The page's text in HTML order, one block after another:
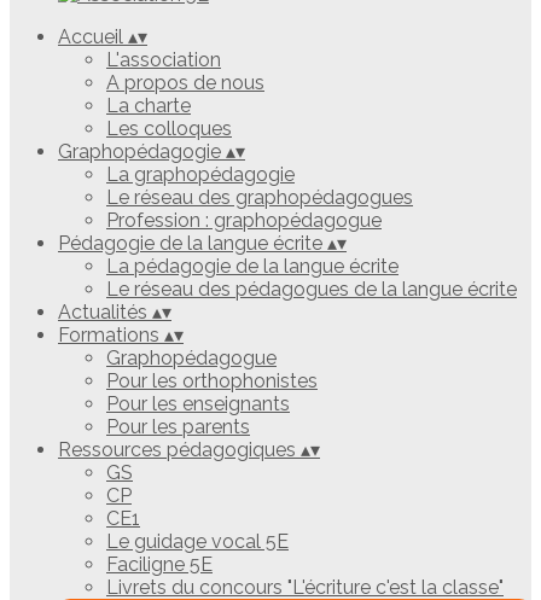
Accueil ▴▾
L'association
A propos de nous
La charte
Les colloques
Graphopédagogie ▴▾
La graphopédagogie
Le réseau des graphopédagogues
Profession : graphopédagogue
Pédagogie de la langue écrite ▴▾
La pédagogie de la langue écrite
Le réseau des pédagogues de la langue écrite
Actualités ▴▾
Formations ▴▾
Graphopédagogue
Pour les orthophonistes
Pour les enseignants
Pour les parents
Ressources pédagogiques ▴▾
GS
CP
CE1
Le guidage vocal 5E
Faciligne 5E
Livrets du concours "L'écriture c'est la classe"